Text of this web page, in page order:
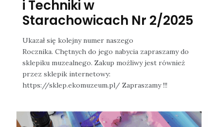
i Techniki w
Starachowicach Nr 2/2025
Ukazał się kolejny numer naszego
Rocznika. Chętnych do jego nabycia zapraszamy do
sklepiku muzealnego. Zakup możliwy jest również
przez sklepik internetowy:
https://sklep.ekomuzeum.pl/ Zapraszamy !!!